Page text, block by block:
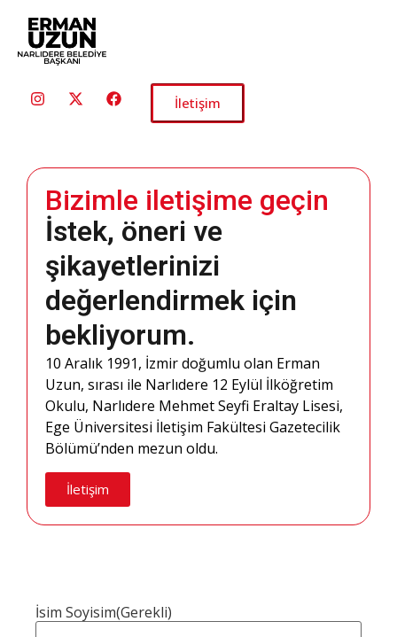
İletişim
Bizimle iletişime geçin
İstek, öneri ve
şikayetlerinizi
değerlendirmek için
bekliyorum.
10 Aralık 1991, İzmir doğumlu olan Erman
Uzun, sırası ile Narlıdere 12 Eylül İlköğretim
Okulu, Narlıdere Mehmet Seyfi Eraltay Lisesi,
Ege Üniversitesi İletişim Fakültesi Gazetecilik
Bölümü’nden mezun oldu.
İletişim
İsim Soyisim(Gerekli)